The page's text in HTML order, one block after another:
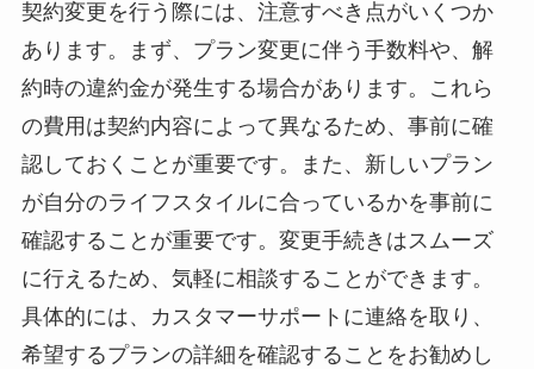
契約変更を行う際には、注意すべき点がいくつか
あります。まず、プラン変更に伴う手数料や、解
約時の違約金が発生する場合があります。これら
の費用は契約内容によって異なるため、事前に確
認しておくことが重要です。また、新しいプラン
が自分のライフスタイルに合っているかを事前に
確認することが重要です。変更手続きはスムーズ
に行えるため、気軽に相談することができます。
具体的には、カスタマーサポートに連絡を取り、
希望するプランの詳細を確認することをお勧めし